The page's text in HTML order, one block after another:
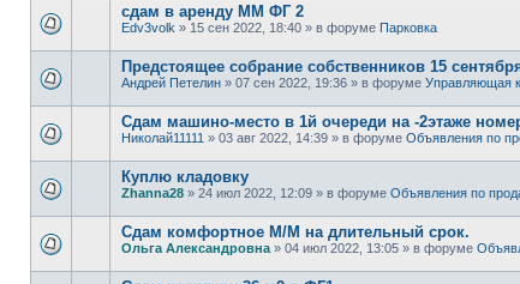
сдам в аренду ММ ФГ 2
Edv3volk » 15 сен 2022, 18:40 » в форуме Парковка
Предстоящее собрание собственников 15
Андрей Петелин » 07 сен 2022, 19:36 » в форуме Управляющая
Сдам машино-место в 1й очереди на -2этаже номер
Николай11111 » 03 авг 2022, 14:39 » в форуме Объявления по
Куплю кладовку
Zhanna28 » 24 июл 2022, 12:09 » в форуме Объявления по
Сдам комфортное М/М на длительный срок.
Ольга Александровна » 04 июл 2022, 13:05 » в форуме